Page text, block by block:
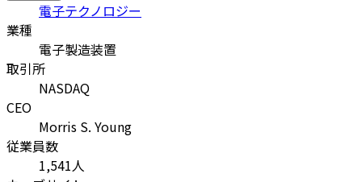
電子テクノロジー
業種
電子製造装置
取引所
NASDAQ
CEO
Morris S. Young
従業員数
1,541人